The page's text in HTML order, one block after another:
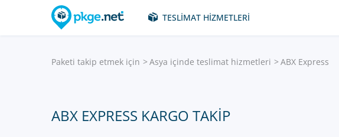
TESLIMAT HIZMETLERI
Paketi takip etmek için Asya içinde teslimat hizmetleri ABX Express
ABX EXPRESS KARGO TAKIP